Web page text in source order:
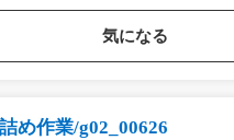
気になる
め作業/g02_00626